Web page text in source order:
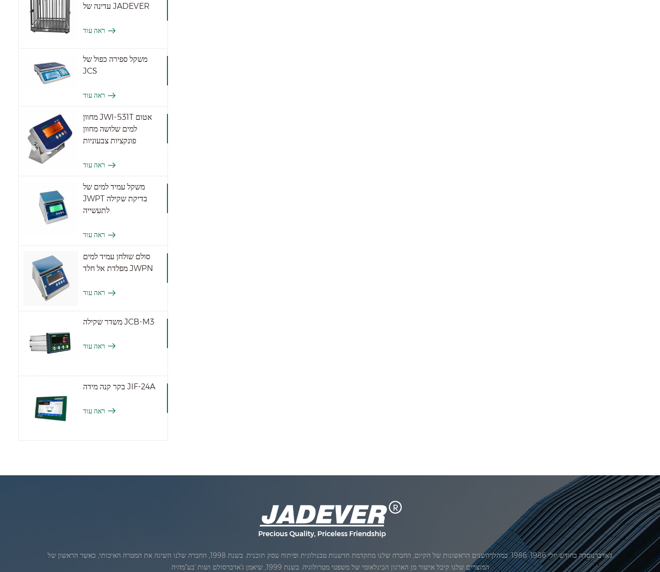
עדינה של JADEVER
ראה עוד
משקל ספירה כפול של
JCS
ראה עוד
מחוון JWI-531T אטום
למים שלושה מחוון
פונקציות צבעוניות
ראה עוד
משקל עמיד למים של
JWPT בדיקת שקילה
לתעשייה
ראה עוד
סולם שולחן עמיד למים
מפלדת אל חלד JWPN
ראה עוד
משדר שקילה JCB-M3
ראה עוד
בקר קנה מידה JIF-24A
ראה עוד
ג'אדברנוסדה בחודש יולי 1986. 1986. במהלךהשנים הראשונות של הקיום, החברה שלנו מתקדמת חדשנות טכנולוגית ופיתוח עסק תוכנית. בשנת 1998, החברה שלנו השיגה את המטרה האיכותי, כאשר הראשון של
המוצרים שלנו קיבל אישור מן הארגון הבינלאומי של משפטי מטרולוגיה. בשנת 1999, שיאמן ג'אדברסולם ושות 'בע"מהיה